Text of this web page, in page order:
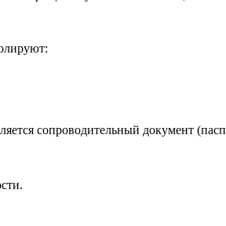
сопроводительный документ